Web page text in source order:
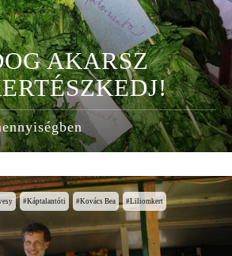
AKARSZ
Káptalantóti Kovács Bea Liliomkert